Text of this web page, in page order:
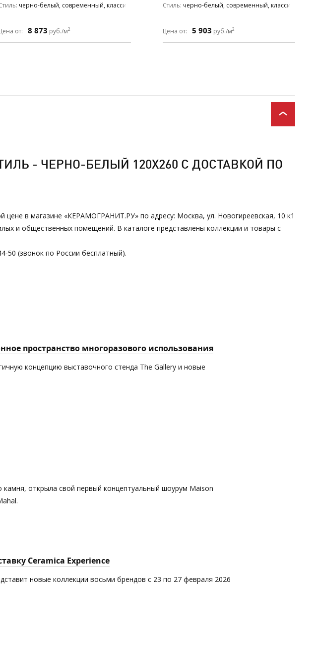
черно-белый, современный, классический, средиземноморский, модерн, ар деко
от: 8 873 руб./м2
Стиль черно-белый, современный, классический
Цена от: 5 903 руб./м2
- ЧЕРНО-БЕЛЫЙ 120Х260 С ДОСТАВКОЙ ПО
цене в магазине «КЕРАМОГРАНИТ.РУ» по адресу: Москва, ул. Новогиреевская, 10 к1
и общественных помещений. В каталоге представлены коллекции и товары с
50 (звонок по России бесплатный).
пространство многоразового использования
концепцию выставочного стенда The Gallery и новые
открыла свой первый концептуальный шоурум Maison
Ceramica Experience
новые коллекции восьми брендов с 23 по 27 февраля 2026